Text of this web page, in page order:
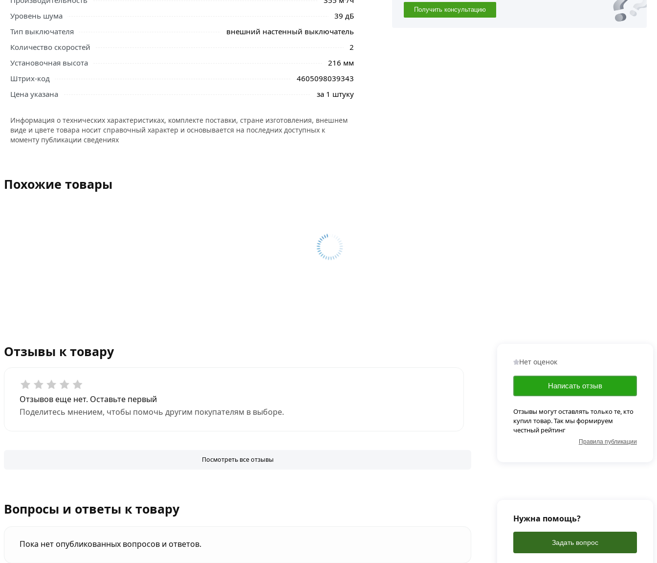
Уровень шума
39 дБ
Тип выключателя
внешний настенный выключатель
Количество скоростей
2
Установочная высота
216 мм
Штрих-код
4605098039343
Цена указана
за 1 штуку
Информация о технических характеристиках, комплекте поставки, стране изготовления, внешнем
виде и цвете товара носит справочный характер и основывается на последних доступных к
моменту публикации сведениях
Получить консультацию
Похожие товары
Отзывы к товару
Отзывов еще нет. Оставьте первый
Поделитесь мнением, чтобы помочь другим покупателям в выборе.
Посмотреть все отзывы
Нет оценок
Написать отзыв
Отзывы могут оставлять только те, кто
купил товар. Так мы формируем
честный рейтинг
Правила публикации
Вопросы и ответы к товару
Пока нет опубликованных вопросов и ответов.
Нужна помощь?
Задать вопрос